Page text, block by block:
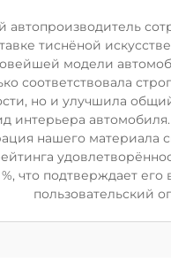
автопроизводитель
тиснёной
модели
соответствовала
но и улучшила
интерьера
нашего материала
что подтверждает его
пользовательский